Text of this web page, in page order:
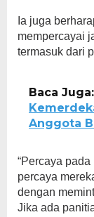
Ia juga
mempercayai
termasuk dari
Baca Juga:
Anggota
“Percaya
percaya
dengan
Jika ada